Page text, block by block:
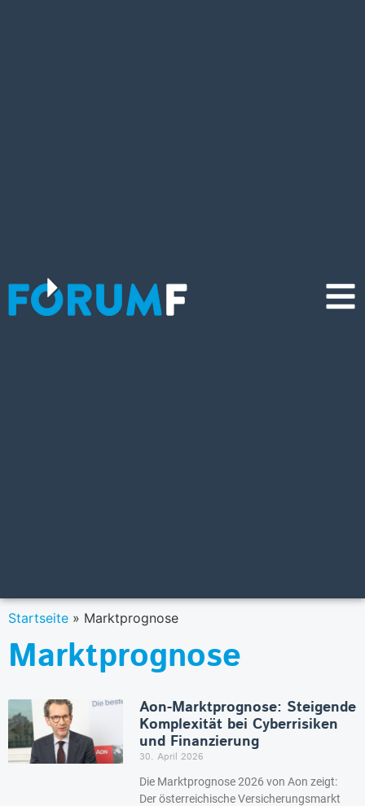
Startseite » Marktprognose
Marktprognose
Aon-Marktprognose: Steigende
Komplexität bei Cyberrisiken
und Finanzierung
30. April 2026
Die Marktprognose 2026 von Aon zeigt:
Der österreichische Versicherungsmarkt